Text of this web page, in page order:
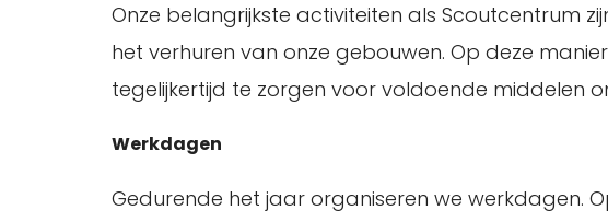
Onze belangrijkste activiteiten als Scoutcentrum
het verhuren van onze gebouwen. Op deze
tegelijkertijd te zorgen voor voldoende middelen
Werkdagen
Gedurende het jaar organiseren we werkdagen.